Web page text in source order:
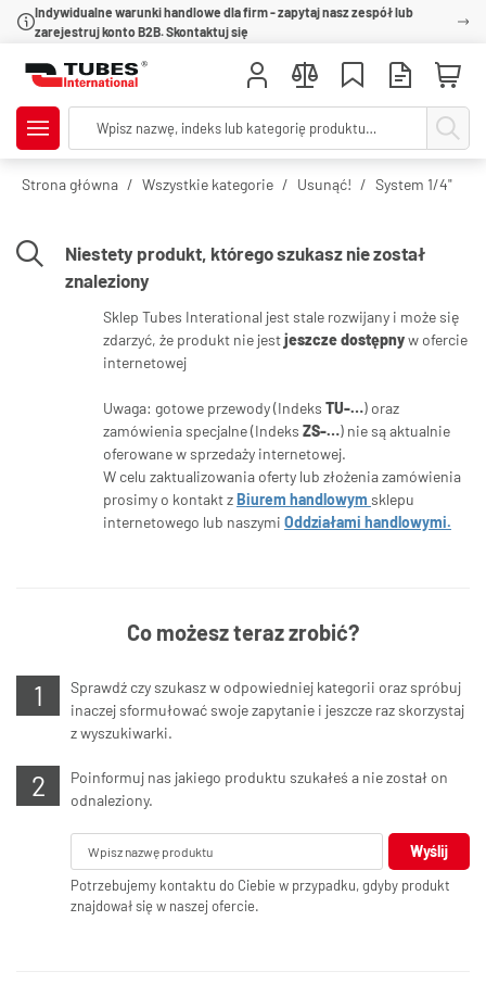
Indywidualne warunki handlowe dla firm - zapytaj nasz zespół lub
zarejestruj konto B2B. Skontaktuj się
Strona główna Wszystkie kategorie Usunąć! System 1/4"
Niestety produkt, którego szukasz nie został
znaleziony
Sklep Tubes Interational jest stale rozwijany i może się
zdarzyć, że produkt nie jestjeszcze dostępnyw ofercie
internetowej
Uwaga: gotowe przewody (Indeks TU-…) oraz
zamówienia specjalne (Indeks ZS-…) nie są aktualnie
oferowane w sprzedaży internetowej.
W celu zaktualizowania oferty lub złożenia zamówienia
prosimy o kontakt zBiurem handlowym sklepu
internetowego lub naszymi Oddziałami handlowymi.
Co możesz teraz zrobić?
Sprawdź czy szukasz w odpowiedniej kategorii oraz spróbuj
inaczej sformułować swoje zapytanie i jeszcze raz skorzystaj
z wyszukiwarki.
Poinformuj nas jakiego produktu szukałeś a nie został on
odnaleziony.
Wyślij
Potrzebujemy kontaktu do Ciebie w przypadku, gdyby produkt
znajdował się w naszej ofercie.